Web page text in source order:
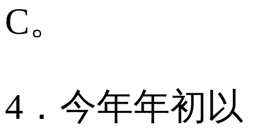
C。
4．今年年初以